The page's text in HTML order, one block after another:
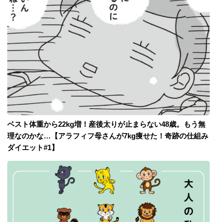
ベスト体重から22kg増！産後太りが止まらない48歳。もう無
理なのかな…【アラフィフ母さんが7kg痩せた！奇跡の仕組み
ダイエット#1】